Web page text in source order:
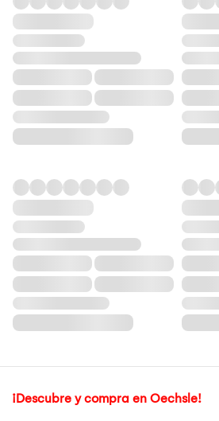
¡Descubre y compra en Oechsle!